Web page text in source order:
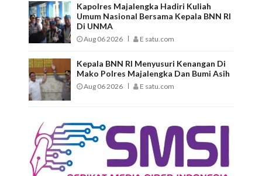
Kapolres Majalengka Hadiri Kuliah
Umum Nasional Bersama Kepala BNN RI
Di UNMA
Aug 06 2026 E satu.com
Kepala BNN RI Menyusuri Kenangan Di
Mako Polres Majalengka Dan Bumi Asih
Aug 06 2026 E satu.com